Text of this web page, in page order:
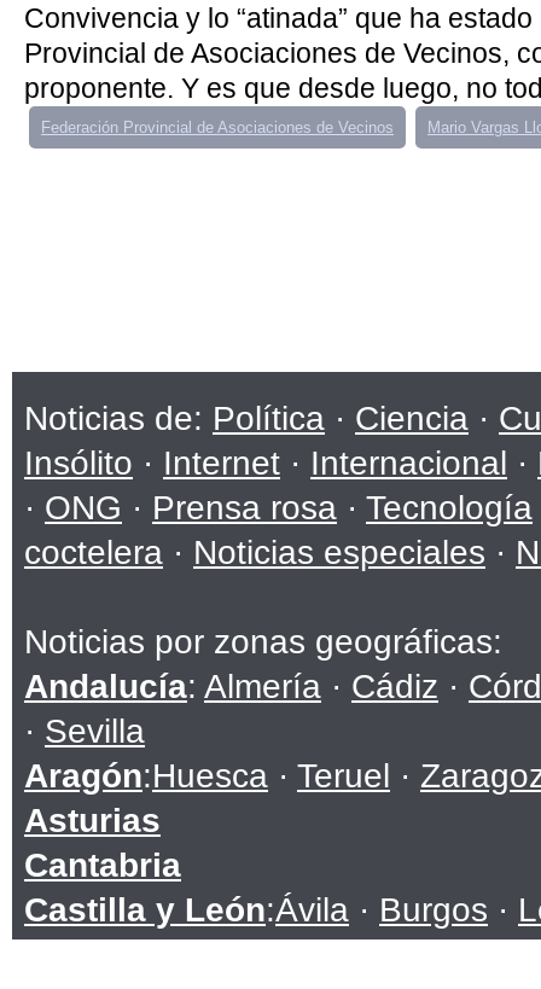
Convivencia y lo “atinada” que ha
Provincial de Asociaciones de Vecinos,
proponente. Y es que desde luego, no
Federación Provincial de Asociaciones de Vecinos Mario Vargas
Noticias de: Política · Ciencia ·
Insólito · Internet · Internacional ·
· ONG · Prensa rosa · Tecnología
coctelera · Noticias especiales ·
Noticias por zonas geográficas:
Andalucía: Almería · Cádiz ·
· Sevilla
Aragón:Huesca · Teruel ·
Asturias
Cantabria
Castilla y León:Ávila · Burgos ·